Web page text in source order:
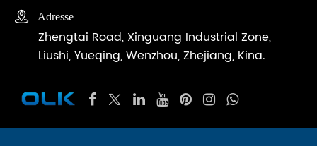
 Adresse
Zhengtai Road, Xinguang Industrial Zone,
Liushi, Yueqing, Wenzhou, Zhejiang, Kina.